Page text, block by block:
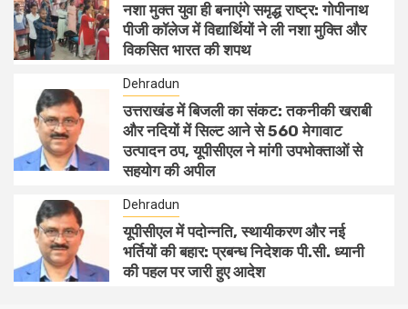
नशा मुक्त युवा ही बनाएंगे समृद्ध राष्ट्र: गोपीनाथ
पीजी कॉलेज में विद्यार्थियों ने ली नशा मुक्ति और
विकसित भारत की शपथ
Dehradun
उत्तराखंड में बिजली का संकट: तकनीकी खराबी
और नदियों में सिल्ट आने से 560 मेगावाट
उत्पादन ठप, यूपीसीएल ने मांगी उपभोक्ताओं से
सहयोग की अपील
Dehradun
यूपीसीएल में पदोन्नति, स्थायीकरण और नई
भर्तियों की बहार: प्रबन्ध निदेशक पी.सी. ध्यानी
की पहल पर जारी हुए आदेश